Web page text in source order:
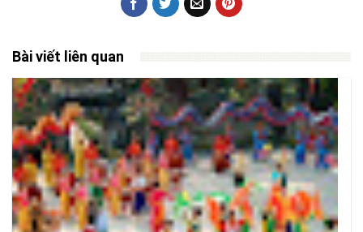
Bài viết liên quan